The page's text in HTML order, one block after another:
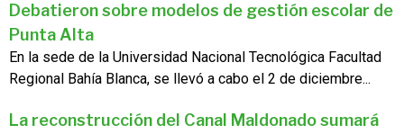
Debatieron sobre modelos de gestión escolar de
Punta Alta
En la sede de la Universidad Nacional Tecnológica Facultad
Regional Bahía Blanca, se llevó a cabo el 2 de diciembre...
La reconstrucción del Canal Maldonado sumará